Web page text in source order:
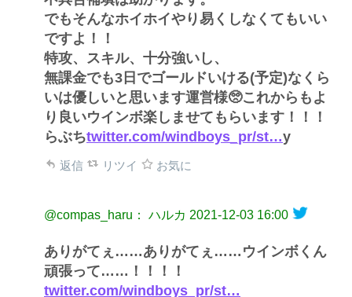
でもそんなホイホイやり易くしなくてもいい
ですよ！！
特攻、スキル、十分強いし、
無課金でも3日でゴールドいける(予定)なくら
いは優しいと思います運営様🥺これからもよ
り良いウインボ楽しませてもらいます！！！
らぶちtwitter.com/windboys_pr/st…y
返信 リツイ お気に
@compas_haru： ハルカ 2021-12-03 16:00
ありがてぇ……ありがてぇ……ウインボくん
頑張って……！！！！
twitter.com/windboys_pr/st…